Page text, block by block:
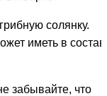
солянку.
иметь в
забывайте, что